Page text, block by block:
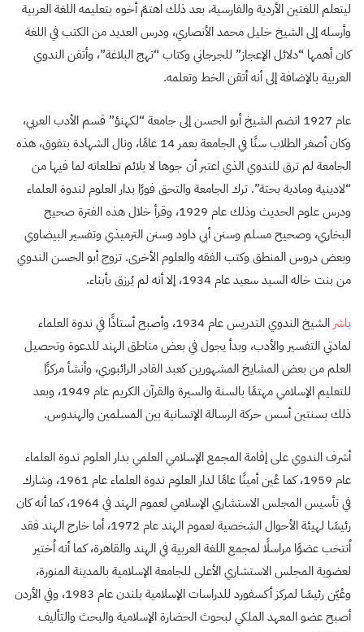
ليتعلم اللغتين الأردية والفارسية، بعد ذلك اهتمّ أخوه بتعليمه اللغة العربية
وأرسله إلى الشيخ خليل محمد الأنصاري، ودرس العديد من الكتب في اللغة
كان أهمها “دلائل الإعجاز” للجرجاني وكتاب “نهج البلاغة”، وأتقن الندوي
العربية بالإضافة إلى أنه أتقن الخط وتعلمه.
عام 1927 انضم الشيخ أبو الحسن إلى جامعة “لكهنؤ” قسم الأدب العربي،
وكان أصغر الطلاب سنًا في الجامعة بعمر 14 عامًا، ونال الشهادة بتفوق، هذه
الجامعة لم ترق للندوي الذي اعتبر أن جوها لا يلائم تطلعاته لما فيها من
“لادينية ومادية بحتة”. ترك الجامعة والتحق فورًا بدار العلوم لندوة العلماء
ودرس علوم الحديث وذلك عام 1929، وقرأ خلال هذه الفترة صحيح
البخاري، وصحيح مسلم وسنن أبي داود وسنن الترميذي وتفسير البيضاوي
وبعض دروس المنطق وكتب الفقه والعلوم الأخرى. تزوج أبو الحسن الندوي
من بنت خاله السيد سعيد عام 1934، إلا أنه لم يُرزق بأبناء.
باشر
الشيخ الندوي التدريس عام 1934، وأصبح أستاذًا في ندوة العلماء
لمادتي التفسير والأدب، وبدأ يجول في بعض مناطق الهند للدعوة وتحصيل
العلم من بعض المشايخ المشهورين كعبد القادر الرائبوري، وأنشأ مركزًا
للتعليم الإسلامي مهتمًا بالسنة والسيرة والقرآن الكريم عام 1949، وبعد
ذلك بسنتين أسس حركة الرسالة الإنسانية بين المسلمين والهندوس.
أشرف الندوي على إقامة المجمع الإسلامي العلمي بدار العلوم ندوة العلماء
عام 1959، كما عُين أمينًا عامًا لدار العلوم ندوة العلماء عام 1961، وشارك
في تأسيس المجلس الاستشاري الإسلامي لعموم الهند في 1964، كما أنه كان
رئيسًا لهيئة الأحوال الشخصية لعموم الهند عام 1972، أما خارج الهند فقد
اُنتخب عضوًا مراسلًا لمجمع اللغة العربية في الهند والقاهرة، كما أنه اُختير
لعضوية المجلس الاستشاري الأعلى للجامعة الإسلامية بالمدينة المنورة،
وعُيّن رئيسًا لمركز أكسفورد للدراسات الإسلامية بلندن عام 1983، وفي الأردن
أصبح عضو المعهد الملكي لبحوث الحضارة الإسلامية والبحث والتأليف